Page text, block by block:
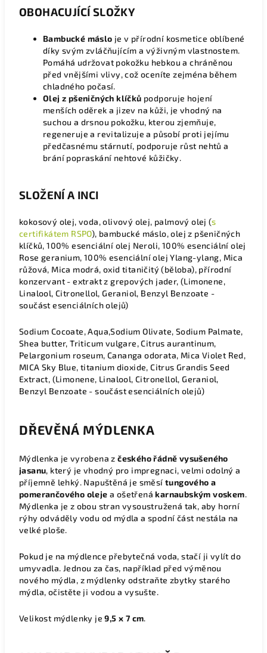
OBOHACUJÍCÍ SLOŽKY
Bambucké máslo je v přírodní kosmetice oblíbené
díky svým zvláčňujícím a výživným vlastnostem.
Pomáhá udržovat pokožku hebkou a chráněnou
před vnějšími vlivy, což oceníte zejména během
chladného počasí.
Olej z pšeničných klíčků podporuje hojení
menších oděrek a jizev na kůži, je vhodný na
suchou a drsnou pokožku, kterou zjemňuje,
regeneruje a revitalizuje a působí proti jejímu
předčasnému stárnutí, podporuje růst nehtů a
brání popraskání nehtové kůžičky.
SLOŽENÍ A INCI
kokosový olej, voda, olivový olej, palmový olej (s
certifikátem RSPO), bambucké máslo, olej z pšeničných
klíčků, 100% esenciální olej Neroli, 100% esenciální olej
Rose geranium, 100% esenciální olej Ylang-ylang, Mica
růžová, Mica modrá, oxid titaničitý (běloba), přírodní
konzervant - extrakt z grepových jader, (Limonene,
Linalool, Citronellol, Geraniol, Benzyl Benzoate -
součást esenciálních olejů)
Sodium Cocoate, Aqua,Sodium Olivate, Sodium Palmate,
Shea butter, Triticum vulgare, Citrus aurantinum,
Pelargonium roseum, Cananga odorata, Mica Violet Red,
MICA Sky Blue, titanium dioxide, Citrus Grandis Seed
Extract, (Limonene, Linalool, Citronellol, Geraniol,
Benzyl Benzoate - součást esenciálních olejů)
DŘEVĚNÁ MÝDLENKA
Mýdlenka je vyrobena zčeského řádně vysušeného
jasanu, který je vhodný pro impregnaci, velmi odolný a
příjemně lehký. Napuštěná je směsí tungového a
pomerančového oleje a ošetřenákarnaubským voskem.
Mýdlenka je z obou stran vysoustružená tak, aby horní
rýhy odváděly vodu od mýdla a spodní část nestála na
velké ploše.
Pokud je na mýdlence přebytečná voda, stačí ji vylít do
umyvadla. Jednou za čas, například před výměnou
nového mýdla, z mýdlenky odstraňte zbytky starého
mýdla, očistěte ji vodou a vysušte.
Velikost mýdlenky je9,5 x 7 cm.